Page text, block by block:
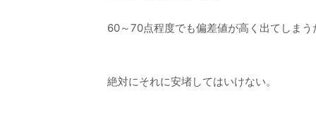
60～70点程度でも偏差値が高く出てしまう
絶対にそれに安堵してはいけない。